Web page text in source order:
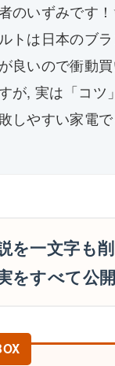
のいずみです！
トは日本のブ
良いので衝動
が, 実は「コツ
しやすい家電
を一文字も
をすべて公